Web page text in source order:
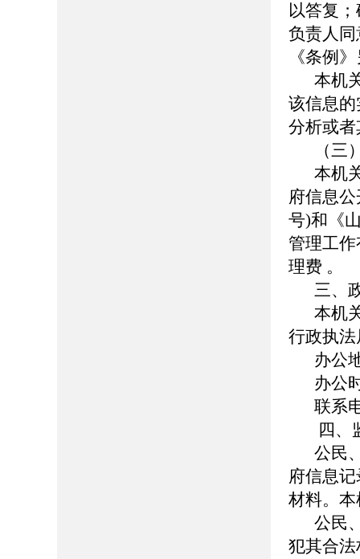
以答复
负责人
《条例
本机
该信息
分析或
（三
本机
府信息
号)和《
管理工
理费 。
三、
本机
行政执
办公
办公
联系
四、
公民
府信息
材料。
公民
犯其合